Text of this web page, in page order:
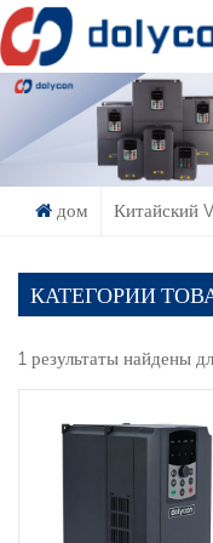
дом Китайский
КАТЕГОРИИ
1 результаты найдены